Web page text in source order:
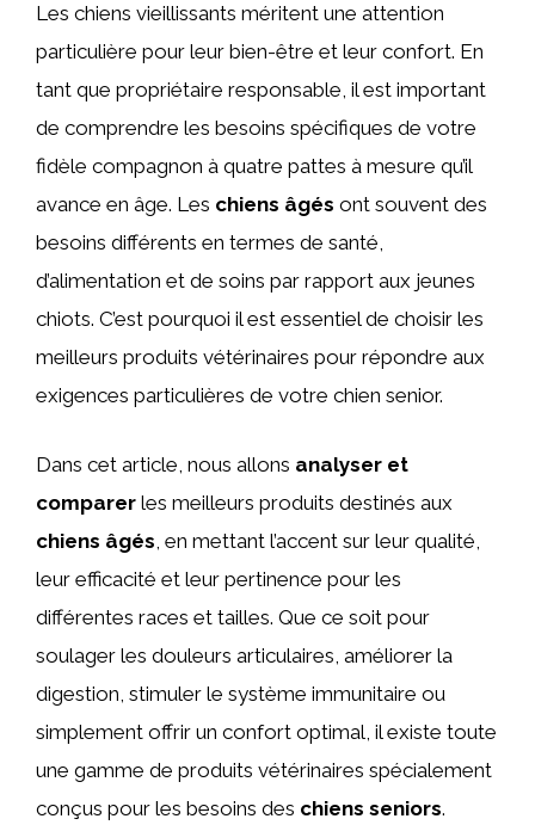
Les chiens vieillissants méritent une attention
particulière pour leur bien-être et leur confort. En
tant que propriétaire responsable, il est important
de comprendre les besoins spécifiques de votre
fidèle compagnon à quatre pattes à mesure qu’il
avance en âge. Les chiens âgés ont souvent des
besoins différents en termes de santé,
d’alimentation et de soins par rapport aux jeunes
chiots. C’est pourquoi il est essentiel de choisir les
meilleurs produits vétérinaires pour répondre aux
exigences particulières de votre chien senior.
Dans cet article, nous allons analyser et
comparer les meilleurs produits destinés aux
chiens âgés , en mettant l’accent sur leur qualité,
leur efficacité et leur pertinence pour les
différentes races et tailles. Que ce soit pour
soulager les douleurs articulaires, améliorer la
digestion, stimuler le système immunitaire ou
simplement offrir un confort optimal, il existe toute
une gamme de produits vétérinaires spécialement
conçus pour les besoins des chiens seniors.